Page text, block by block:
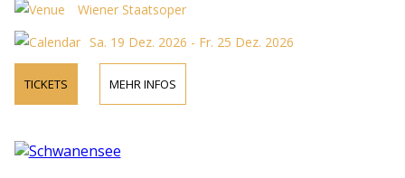
Wiener Staatsoper
Sa. 19 Dez. 2026 - Fr. 25 Dez. 2026
TICKETS MEHR INFOS